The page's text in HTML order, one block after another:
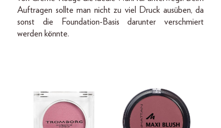
Auftragen sollte man nicht zu viel Druck ausüben, da
sonst die Foundation-Basis darunter verschmiert
werden könnte.